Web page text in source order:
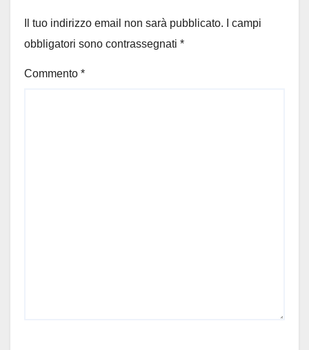
Il tuo indirizzo email non sarà pubblicato.
I campi
obbligatori sono contrassegnati *
Commento *